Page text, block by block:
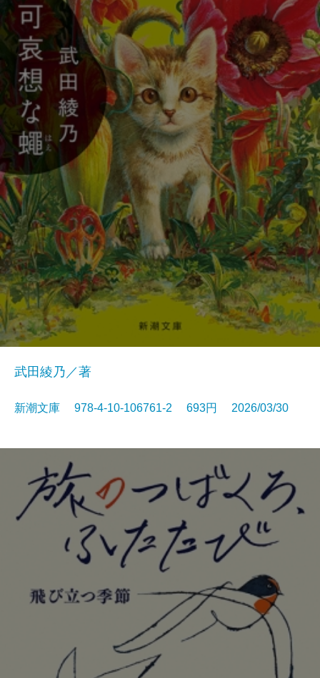
武田綾乃／著
新潮文庫 978-4-10-106761-2 693円 2026/03/30